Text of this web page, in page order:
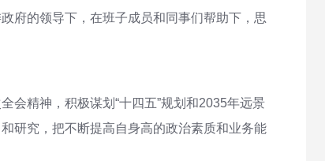
府的领导下，在班子成员和同事们帮助下，思
会精神，积极谋划“十四五”规划和2035年远景
研究，把不断提高自身高的政治素质和业务能